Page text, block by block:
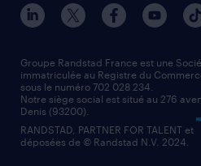
manutentionnaire
assistant administratif
comptable
contact entreprise
faq intérim / recrutement
nos agences par région
nos cabinets de recrutement
Groupe Randstad France est une
immatriculée au Registre du
sous le numéro 702 028 234.
Notre siège social est situé au 276
Denis (93200).
RANDSTAD, PARTNER FOR TALENT et
déposées de © Randstad N.V. 2024.